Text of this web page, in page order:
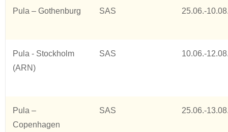
Pula – Gothenburg SAS 25.06.-
Pula - Stockholm
(ARN)
SAS 10.06.-
Pula –
Copenhagen
SAS 25.06.-